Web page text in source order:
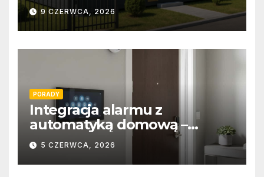
9 CZERWCA, 2026
PORADY
Integracja alarmu z
automatyką domową –
wygoda i bezpieczeństwo
5 CZERWCA, 2026